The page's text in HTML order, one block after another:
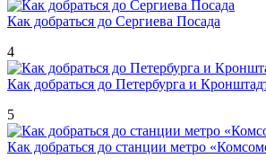
Как добраться до Сергиева Посада
4
Как добраться до Петербурга и
5
Как добраться до станции метро